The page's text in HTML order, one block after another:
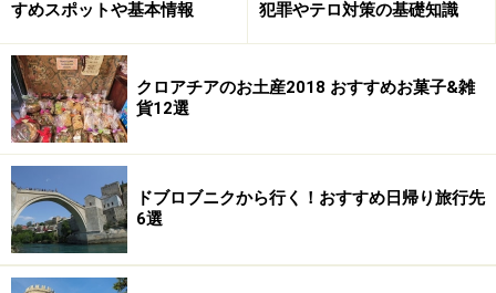
すめスポットや基本情報
犯罪やテロ対策の基礎知識
クロアチアのお土産2018 おすすめお菓子&雑
貨12選
ドブロブニクから行く！おすすめ日帰り旅行先
6選